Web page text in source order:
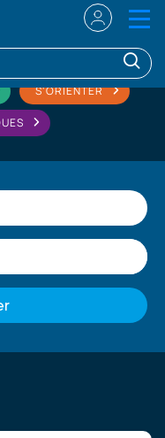
S'ORIENTER